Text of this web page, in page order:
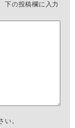
下の投稿欄に入力
い。